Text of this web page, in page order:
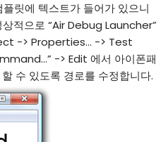
릿에 텍스트가 들어가 있으니
적으로 “Air Debug Launcher”
-> Properties… -> Test
-> Edit 에서 아이폰패
수 있도록 경로를 수정합니다.